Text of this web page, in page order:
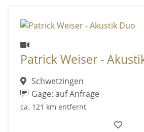
Patrick Weiser -
Schwetzingen
Gage: auf Anfrage
ca. 121 km entfernt